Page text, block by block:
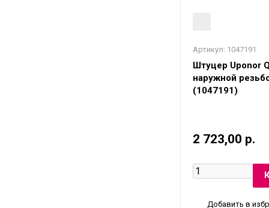
Артикул: 1047191
Штуцер Uponor
наружной
(1047191)
2 723,00 р.
Добавить в